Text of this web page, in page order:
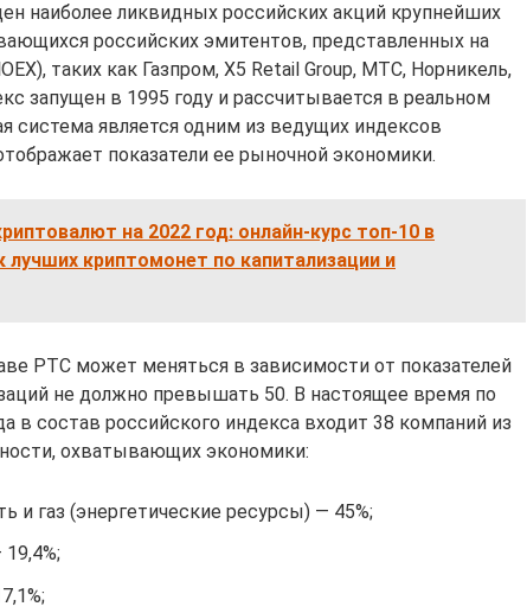
наиболее ликвидных российских акций крупнейших
российских эмитентов, представленных на
таких как Газпром, X5 Retail Group, МТС, Норникель,
запущен в 1995 году и рассчитывается в реальном
система является одним из ведущих индексов
показатели ее рыночной экономики.
на 2022 год: онлайн-курс топ-10 в
лучших криптомонет по капитализации и
РТС может меняться в зависимости от показателей
не должно превышать 50. В настоящее время по
в состав российского индекса входит 38 компаний из
охватывающих экономики:
и газ (энергетические ресурсы) — 45%;